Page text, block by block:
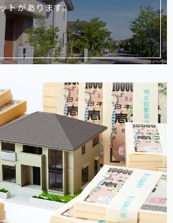
トがあります。